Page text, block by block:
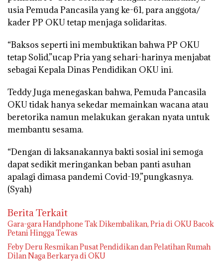
usia Pemuda Pancasila yang ke-61, para anggota/
kader PP OKU tetap menjaga solidaritas.
“Baksos seperti ini membuktikan bahwa PP OKU
tetap Solid,”ucap Pria yang sehari-harinya menjabat
sebagai Kepala Dinas Pendidikan OKU ini.
Teddy Juga menegaskan bahwa, Pemuda Pancasila
OKU tidak hanya sekedar memainkan wacana atau
beretorika namun melakukan gerakan nyata untuk
membantu sesama.
“Dengan di laksanakannya bakti sosial ini semoga
dapat sedikit meringankan beban panti asuhan
apalagi dimasa pandemi Covid-19,”pungkasnya.
(Syah)
Berita Terkait
Gara-gara Handphone Tak Dikembalikan, Pria di OKU Bacok
Petani Hingga Tewas
Feby Deru Resmikan Pusat Pendidikan dan Pelatihan Rumah
Dilan Naga Berkarya di OKU